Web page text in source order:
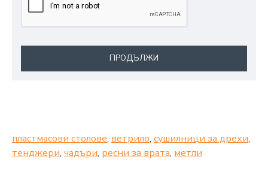
ПРОДЪЛЖИ
пластмасови столове, ветрило, сушилници за дрехи,
тенджери, чадъри, ресни за врата, метли